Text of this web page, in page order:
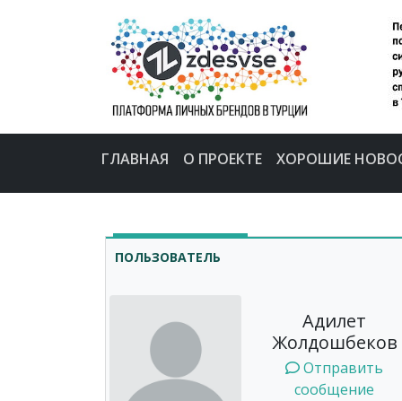
ГЛАВНАЯ О ПРОЕКТЕ ХОРОШИЕ
ПОЛЬЗОВАТЕЛЬ
Адилет
Жолдошбеков
Отправить
сообщение